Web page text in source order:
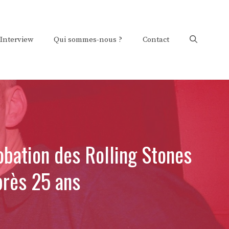
Interview Qui sommes-nous ? Contact
des Rolling Stones
25 ans